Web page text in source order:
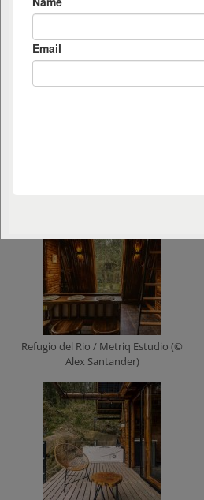
Refugio del Rio / Metriq Estudio (©
Refugio del Rio / Metriq Estudio (©
Alex Santander)